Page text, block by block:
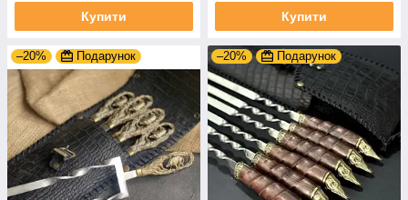
Купити Купити
–20% Подарунок –20% Подарунок